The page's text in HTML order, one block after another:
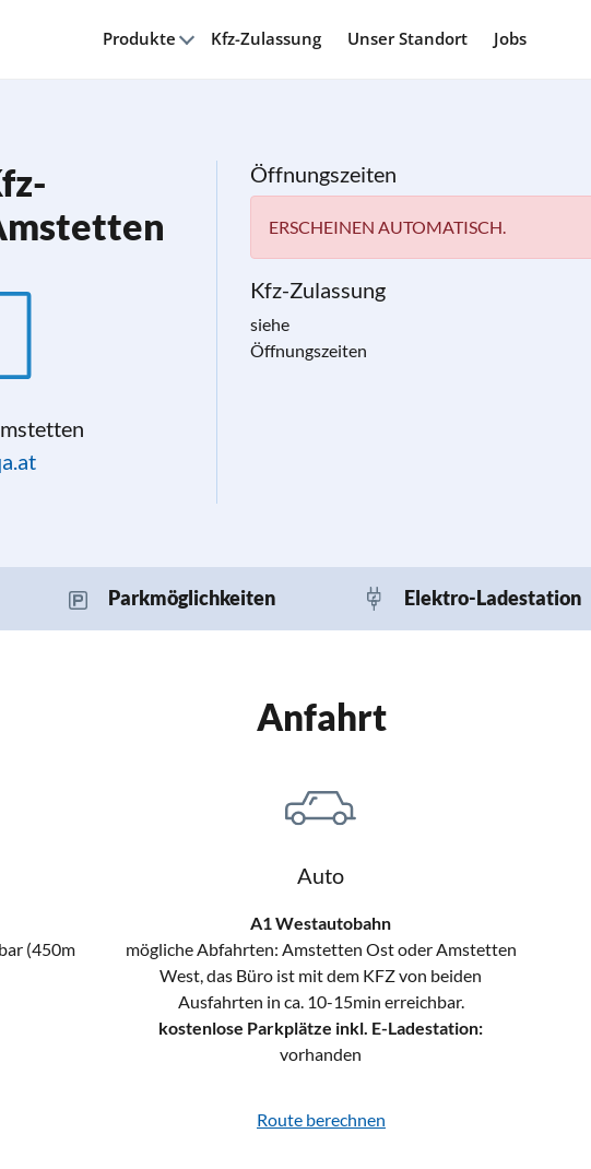
Produkte Kfz-Zulassung Unser Standort Jobs
Öffnungszeiten
ERSCHEINEN AUTOMATISCH.
Kfz-Zulassung
siehe
Öffnungszeiten
Parkmöglichkeiten Elektro-Ladestation
Anfahrt
(450m
Auto
A1 Westautobahn
mögliche Abfahrten: Amstetten Ost oder Amstetten
West, das Büro ist mit dem KFZ von beiden
Ausfahrten in ca. 10-15min erreichbar.
kostenlose Parkplätze inkl. E-Ladestation:
vorhanden
Route berechnen